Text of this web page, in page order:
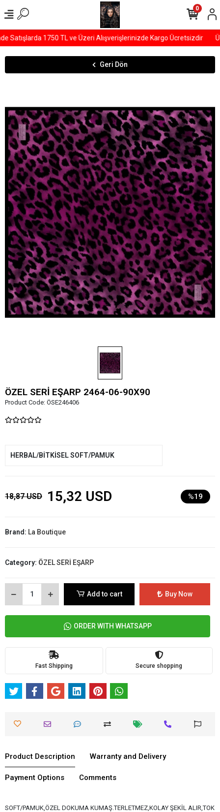
1750 TL ve Üzeri Alışverişlerinizde Kargo Ücretsizdir
0
Geri Dön
ÖZEL SERİ EŞARP 2464-06-90X90
Product Code: ÖSE246406
HERBAL/BİTKİSEL SOFT/PAMUK
18,87 USD 15,32 USD %19
Brand: La Boutique
Category: ÖZEL SERİ EŞARP
Add to cart Buy Now
ORDER WITH WHATSAPP
Fast Shipping Secure shopping
Product Description Warranty and Delivery
Payment Options Comments
SOFT/PAMUK,ÖZEL DOKUMA KUMAŞ.TERLETMEZ,KOLAY ŞEKİL ALIR,TOK